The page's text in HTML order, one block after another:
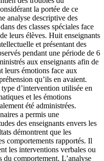
la portée de ce
analyse descriptive des
des classes spéciales face
leurs élèves. Huit enseignants
et présentant des
pendant une période de 6
aux enseignants afin de
leurs émotions face aux
qu’ils en avaient.
d’intervention utilisée en
et les émotions
été administrées.
a permis une
des enseignants envers les
démontrent que les
comportements rapportés. Il
les interventions verbales ou
du comportement. L’analyse